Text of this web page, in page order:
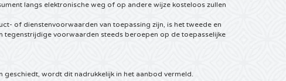
langs elektronische weg of op andere wijze kosteloos zullen
of dienstenvoorwaarden van toepassing zijn, is het tweede en
tegenstrijdige voorwaarden steeds beroepen op de toepasselijke
wordt dit nadrukkelijk in het aanbod vermeld.